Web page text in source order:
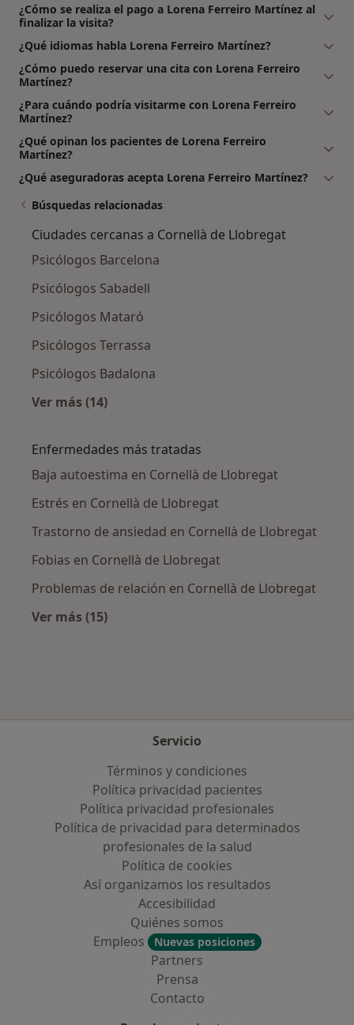
¿Cómo se realiza el pago a Lorena Ferreiro Martínez al
finalizar la visita?
¿Qué idiomas habla Lorena Ferreiro Martínez?
¿Cómo puedo reservar una cita con Lorena Ferreiro
Martínez?
¿Para cuándo podría visitarme con Lorena Ferreiro
Martínez?
¿Qué opinan los pacientes de Lorena Ferreiro
Martínez?
¿Qué aseguradoras acepta Lorena Ferreiro Martínez?
Búsquedas relacionadas
Ciudades cercanas a Cornellà de Llobregat
Psicólogos Barcelona
Psicólogos Sabadell
Psicólogos Mataró
Psicólogos Terrassa
Psicólogos Badalona
Ver más (14)
Enfermedades más tratadas
Baja autoestima en Cornellà de Llobregat
Estrés en Cornellà de Llobregat
Trastorno de ansiedad en Cornellà de Llobregat
Fobias en Cornellà de Llobregat
Problemas de relación en Cornellà de Llobregat
Ver más (15)
Servicio
Términos y condiciones
Política privacidad pacientes
Política privacidad profesionales
Política de privacidad para determinados
profesionales de la salud
Política de cookies
Así organizamos los resultados
Accesibilidad
Quiénes somos
Empleos
Nuevas posiciones
Partners
Prensa
Contacto